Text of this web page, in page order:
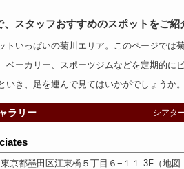
、スタッフおすすめのスポットをご紹
トいっぱいの菊川エリア。このページでは
ベーカリー、 スポーツジムなどを定期的に
いき、足を運んで見てはいかがでしょうか。
ラリー シアタ
東京都墨田区江東橋５丁目６−１１ 3F（地図